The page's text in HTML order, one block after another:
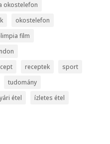
okostelefon
okostelefon
film
receptek
sport
tudomány
étel ízletes étel